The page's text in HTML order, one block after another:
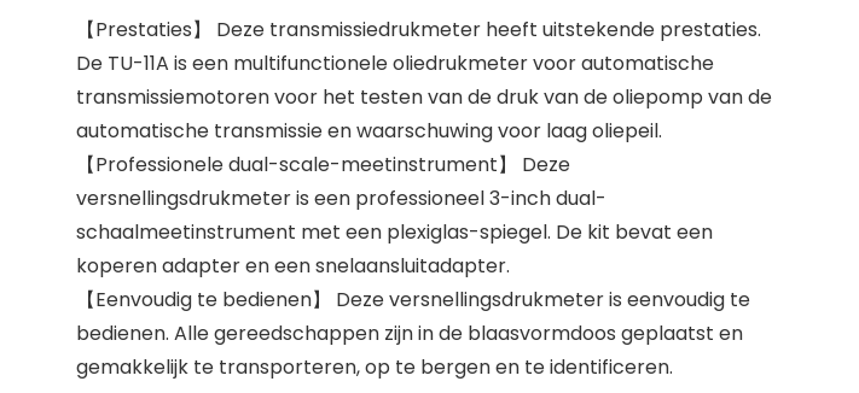
【Prestaties】 Deze transmissiedrukmeter heeft uitstekende prestaties.
De TU-11A is een multifunctionele oliedrukmeter voor automatische
transmissiemotoren voor het testen van de druk van de oliepomp van de
automatische transmissie en waarschuwing voor laag oliepeil.
【Professionele dual-scale-meetinstrument】 Deze
versnellingsdrukmeter is een professioneel 3-inch dual-
schaalmeetinstrument met een plexiglas-spiegel. De kit bevat een
koperen adapter en een snelaansluitadapter.
【Eenvoudig te bedienen】 Deze versnellingsdrukmeter is eenvoudig te
bedienen. Alle gereedschappen zijn in de blaasvormdoos geplaatst en
gemakkelijk te transporteren, op te bergen en te identificeren.